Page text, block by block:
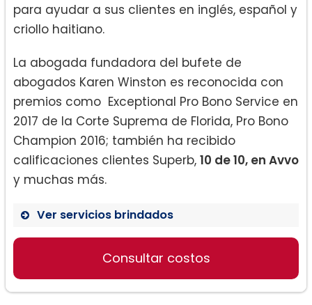
para ayudar a sus clientes en inglés, español y
criollo haitiano.
La abogada fundadora del bufete de
abogados Karen Winston es reconocida con
premios como Exceptional Pro Bono Service en
2017 de la Corte Suprema de Florida, Pro Bono
Champion 2016; también ha recibido
calificaciones clientes Superb, 10 de 10, en Avvo
y muchas más.
Ver servicios brindados
Visas de Matrimonio y Prometido:
Consultar costos